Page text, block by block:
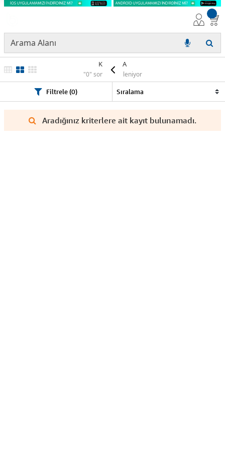
KYOCERA
"0" sonuç listeleniyor
Filtrele (0)
Aradığınız kriterlere ait kayıt bulunamadı.